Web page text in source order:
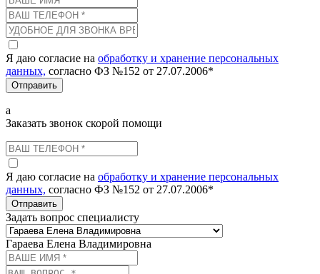
Я даю согласие на обработку и хранение персональных
данных, согласно ФЗ №152 от 27.07.2006*
Отправить
а
Заказать звонок скорой помощи
Я даю согласие на обработку и хранение персональных
данных, согласно ФЗ №152 от 27.07.2006*
Отправить
Задать вопрос специалисту
Гараева Елена Владимировна